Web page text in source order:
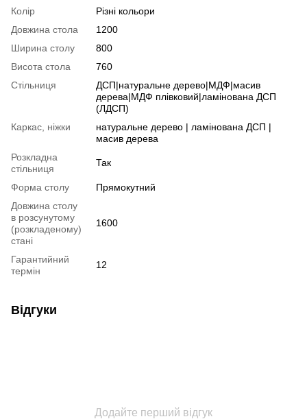
Колір
Різні кольори
Довжина стола
1200
Ширина столу
800
Висота стола
760
Стільниця
ДСП|натуральне дерево|МДФ|масив
дерева|МДФ плівковий|ламінована ДСП
(ЛДСП)
Каркас, ніжки
натуральне дерево | ламінована ДСП |
масив дерева
Розкладна
стільниця
Так
Форма столу
Прямокутний
Довжина столу
в розсунутому
(розкладеному)
стані
1600
Гарантийний
термін
12
Відгуки
Додайте перший відгук